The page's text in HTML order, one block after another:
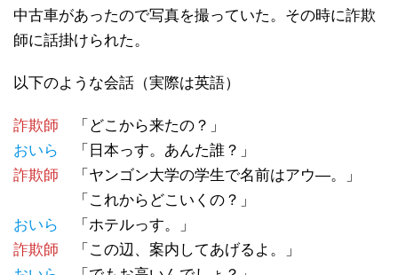
中古車があったので写真を撮っていた。その時に詐欺
師に話掛けられた。
以下のような会話（実際は英語）
詐欺師 「どこから来たの？」
おいら
「日本っす。あんた誰？」
詐欺師 「ヤンゴン大学の学生で名前はアウ―。」
「これからどこいくの？」
おいら
「ホテルっす。」
詐欺師 「この辺、案内してあげるよ。」